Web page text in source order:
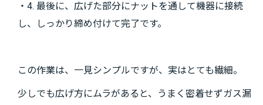
・4. 最後に、広げた部分にナットを通して機器に接続
し、しっかり締め付けて完了です。
この作業は、一見シンプルですが、実はとても繊細。
少しでも広げ方にムラがあると、うまく密着せずガス漏